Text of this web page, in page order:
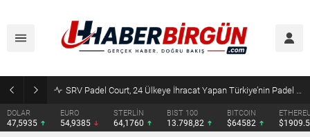
SRV Padel Court, 24 Ülkeye İhracat Yapan Türkiye’nin Padel Kortu Üretim Gücü
DOLAR
47,5935
EURO
54,9385
STERLİN
64,1760
BIST 100
13.798,82
BITCOIN
$64582